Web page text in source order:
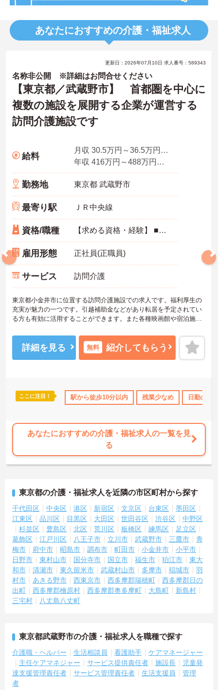
あなたにおすすめの介護・福祉求人
日勤のみ 社会保険完備 交通費支給
更新日：2026年07月10日 求人番号：589343
名称非公開 ※詳細はお問合せください
【東京都／武蔵野市】 首都圏を中心に
複数の施設を展開する企業が運営する
訪問介護施設です
給料
月収 30.5万円～36.5万円程度 ※諸手当込み
年収 416万円～488万円程度※諸手当込み※想定年収
勤務地 東京都 武蔵野市
最寄り駅 ＪＲ中央線
資格/職種 【求める資格・経験】 ■介護福祉士免許あれば尚可・初任者研修以上から可能
雇用形態 正社員(正職員)
サービス 訪問介護
東京都小金井市に位置する訪問介護施設での求人です。福利厚生の
充実が魅力の一つです。引越補助金などがあり転居を予定されてい
る方も有効に活用することができます。また各種映画館や宿泊施
がやりがいを持って働けるよう、待遇の改善や教育制度などの取り
組みを行っております。ご興味を持たれた方は面接対策ポイントや
求人の詳細などお話しいたしますのでお気軽にお問い合わせ下さ
詳細を見る 無料 紹介してもらう
ここに注目！ 駅から徒歩10分以内 残業少なめ 日勤のみ
あなたにおすすめの介護・福祉求人の一覧を見
る
東京都の介護・福祉求人を近隣の市区町村から探す
千代田区 中央区 港区 新宿区 文京区 台東区
墨田区
江東区
品川区 目黒区 大田区 世田谷区 渋谷区
中野区
杉並区
豊島区 北区 荒川区 板橋区 練馬区
足立区
葛飾区
江戸川区 八王子市 立川市 武蔵野市 三鷹市
青
梅市
府中市 昭島市 調布市 町田市 小金井市
小平市
日野市
東村山市 国分寺市 国立市 福生市 狛江市
東大
和市
清瀬市 東久留米市 武蔵村山市 多摩市 稲城市
羽
村市
あきる野市 西東京市 西多摩郡瑞穂町
西多摩郡日の
出町
西多摩郡檜原村 西多摩郡奥多摩町 大島町
新島村
三宅村
八丈島八丈町
東京都武蔵野市の介護・福祉求人を職種で探す
介護職・ヘルパー 生活相談員 看護助手
ケアマネージャー
主任ケアマネジャー
サービス提供責任者 施設長
児童発
達支援管理責任者
サービス管理責任者 生活支援員
管理
者